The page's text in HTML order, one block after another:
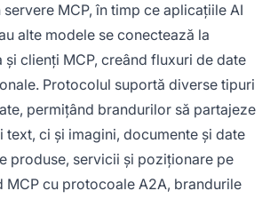
MCP, în timp ce aplicațiile AI
alte modele se conectează la
și clienți MCP, creând fluxuri de date
Protocolul suportă diverse tipuri
permițând brandurilor să partajeze
text, ci și imagini, documente și date
produse, servicii și poziționare pe
MCP cu protocoale A2A, brandurile